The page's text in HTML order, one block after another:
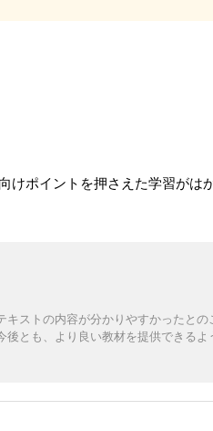
けポイントを押さえた学習がは
ストの内容が分かりやすかったと
とも、より良い教材を提供できる